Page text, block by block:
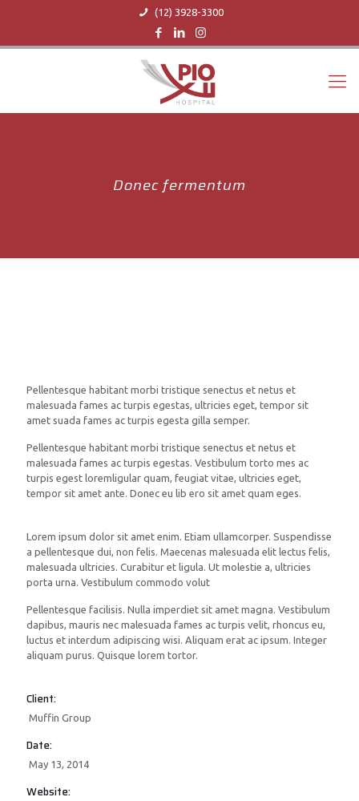
(12) 3928-3300
Donec fermentum
Pellentesque habitant morbi tristique senectus et netus et
malesuada fames ac turpis egestas, ultricies eget, tempor sit
amet suada fames ac turpis egesta gilla semper.
Pellentesque habitant morbi tristique senectus et netus et
malesuada fames ac turpis egestas. Vestibulum torto mes ac
turpis egest loremligular quam, feugiat vitae, ultricies eget,
tempor sit amet ante. Donec eu lib ero sit amet quam eges.
Lorem ipsum dolor sit amet enim. Etiam ullamcorper. Suspendisse
a pellentesque dui, non felis. Maecenas malesuada elit lectus felis,
malesuada ultricies. Curabitur et ligula. Ut molestie a, ultricies
porta urna. Vestibulum commodo volut
Pellentesque facilisis. Nulla imperdiet sit amet magna. Vestibulum
dapibus, mauris nec malesuada fames ac turpis velit, rhoncus eu,
luctus et interdum adipiscing wisi. Aliquam erat ac ipsum. Integer
aliquam purus. Quisque lorem tortor.
Client:
Muffin Group
Date:
May 13, 2014
Website: